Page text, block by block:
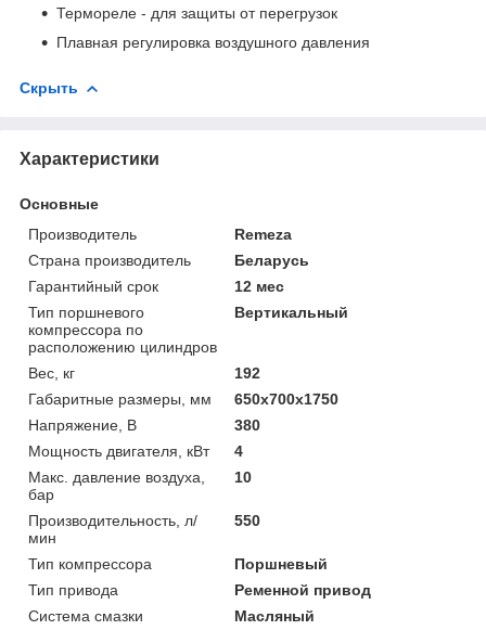
Термореле - для защиты от перегрузок
Плавная регулировка воздушного давления
Скрыть
Характеристики
Основные
Производитель
Remeza
Страна производитель
Беларусь
Гарантийный срок
12 мес
Тип поршневого
компрессора по
расположению цилиндров
Вертикальный
Вес, кг
192
Габаритные размеры, мм
650x700x1750
Напряжение, В
380
Мощность двигателя, кВт
4
Макс. давление воздуха,
бар
10
Производительность, л/
мин
550
Тип компрессора
Поршневый
Тип привода
Ременной привод
Система смазки
Масляный